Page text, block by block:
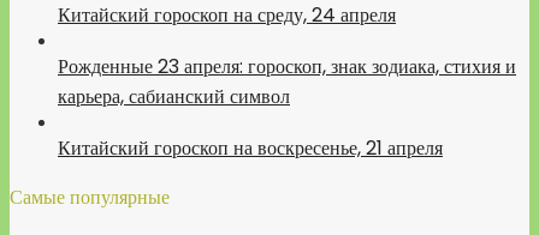
Китайский гороскоп на среду, 24 апреля
Рожденные 23 апреля: гороскоп, знак зодиака, стихия и
карьера, сабианский символ
Китайский гороскоп на воскресенье, 21 апреля
Самые популярные